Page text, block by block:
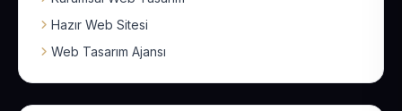
Hazır Web Sitesi
Web Tasarım Ajansı